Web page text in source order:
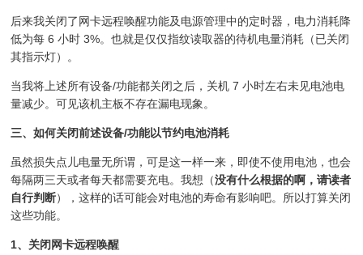
后来我关闭了网卡远程唤醒功能及电源管理中的定时器，电力消耗降
低为每 6 小时 3%。也就是仅仅指纹读取器的待机电量消耗（已关闭
其指示灯）。
当我将上述所有设备/功能都关闭之后，关机 7 小时左右未见电池电
量减少。可见该机主板不存在漏电现象。
三、如何关闭前述设备/功能以节约电池消耗
虽然损失点儿电量无所谓，可是这一样一来，即使不使用电池，也会
每隔两三天或者每天都需要充电。我想（没有什么根据的啊，请读者
自行判断），这样的话可能会对电池的寿命有影响吧。所以打算关闭
这些功能。
1、关闭网卡远程唤醒